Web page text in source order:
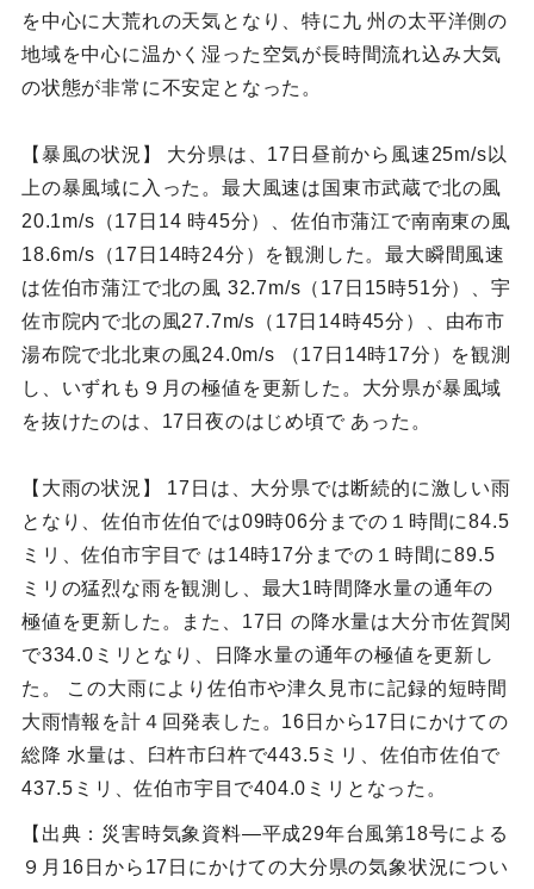
を中心に大荒れの天気となり、特に九 州の太平洋側の
地域を中心に温かく湿った空気が長時間流れ込み大気
の状態が非常に不安定となった。
【暴風の状況】 大分県は、17日昼前から風速25m/s以
上の暴風域に入った。最大風速は国東市武蔵で北の風
20.1m/s（17日14 時45分）、佐伯市蒲江で南南東の風
18.6m/s（17日14時24分）を観測した。最大瞬間風速
は佐伯市蒲江で北の風 32.7m/s（17日15時51分）、宇
佐市院内で北の風27.7m/s（17日14時45分）、由布市
湯布院で北北東の風24.0m/s （17日14時17分）を観測
し、いずれも９月の極値を更新した。大分県が暴風域
を抜けたのは、17日夜のはじめ頃で あった。
【大雨の状況】 17日は、大分県では断続的に激しい雨
となり、佐伯市佐伯では09時06分までの１時間に84.5
ミリ、佐伯市宇目で は14時17分までの１時間に89.5
ミリの猛烈な雨を観測し、最大1時間降水量の通年の
極値を更新した。また、17日 の降水量は大分市佐賀関
で334.0ミリとなり、日降水量の通年の極値を更新し
た。 この大雨により佐伯市や津久見市に記録的短時間
大雨情報を計４回発表した。16日から17日にかけての
総降 水量は、臼杵市臼杵で443.5ミリ、佐伯市佐伯で
437.5ミリ、佐伯市宇目で404.0ミリとなった。
【出典：災害時気象資料―平成29年台風第18号による
９月16日から17日にかけての大分県の気象状況につい